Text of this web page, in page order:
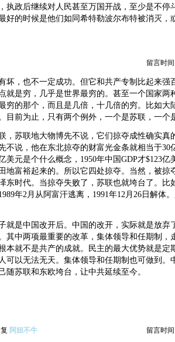
执政后继续对人民甚至万国开战，至少是不停
好的时候是他们如同希特勒波尔布特被消灭，
留言时间
坏，也不一定成功。但它和共产专制比起来强
就是穷，几乎是世界最穷的。甚至一个国家两
穷的那个，而且是几倍，十几倍的穷。比如大
目前为止，只有两个例外，一个是苏联，一个
，苏联地大物博先不说，它们掠夺成性确实真
不说，他在东北掠夺的财富光金条就相当于30
美元是个什么概念，1950年中国GDP才$123亿
地富裕起来的。所以它四处掠夺。当然，被掠
东时代。当掠夺失败了，苏联也就垮台了。比
年2月从阿富汗逃离，1991年12月26日解体
就是中国改开后。中国的改开，实际就是放弃
其中两项最重要的改革，集体领导和任期制，
本就不是共产的成就。民主的最大优势就是定
可以无法无天。集体领导和任期制也可做到。
随苏联和东欧垮台，让中共延续至今。
阿妞不牛 留言时间